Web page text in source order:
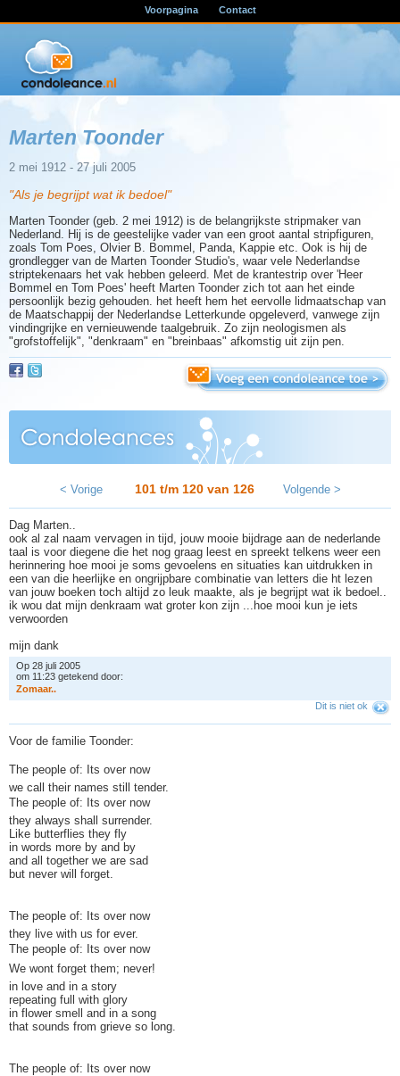
Voorpagina Contact
Marten Toonder
2 mei 1912 - 27 juli 2005
"Als je begrijpt wat ik bedoel"
Marten Toonder (geb. 2 mei 1912) is de belangrijkste stripmaker van
Nederland. Hij is de geestelijke vader van een groot aantal stripfiguren,
zoals Tom Poes, Olvier B. Bommel, Panda, Kappie etc. Ook is hij de
grondlegger van de Marten Toonder Studio's, waar vele Nederlandse
striptekenaars het vak hebben geleerd. Met de krantestrip over 'Heer
Bommel en Tom Poes' heeft Marten Toonder zich tot aan het einde
persoonlijk bezig gehouden. het heeft hem het eervolle lidmaatschap van
de Maatschappij der Nederlandse Letterkunde opgeleverd, vanwege zijn
vindingrijke en vernieuwende taalgebruik. Zo zijn neologismen als
"grofstoffelijk", "denkraam" en "breinbaas" afkomstig uit zijn pen.
< Vorige 101 t/m 120 van 126 Volgende >
Dag Marten..
ook al zal naam vervagen in tijd, jouw mooie bijdrage aan de nederlande
taal is voor diegene die het nog graag leest en spreekt telkens weer een
herinnering hoe mooi je soms gevoelens en situaties kan uitdrukken in
een van die heerlijke en ongrijpbare combinatie van letters die ht lezen
van jouw boeken toch altijd zo leuk maakte, als je begrijpt wat ik bedoel..
ik wou dat mijn denkraam wat groter kon zijn ...hoe mooi kun je iets
verwoorden
mijn dank
Op 28 juli 2005
om 11:23 getekend door:
Zomaar..
Dit is niet ok
Voor de familie Toonder:
The people of: Its over now
we call their names still tender.
The people of: Its over now
they always shall surrender.
Like butterflies they fly
in words more by and by
and all together we are sad
but never will forget.
The people of: Its over now
they live with us for ever.
The people of: Its over now
We wont forget them; never!
in love and in a story
repeating full with glory
in flower smell and in a song
that sounds from grieve so long.
The people of: Its over now